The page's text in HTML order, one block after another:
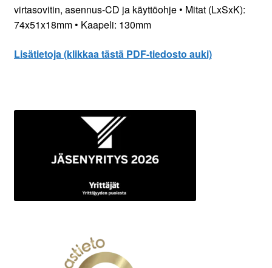
virtasovitin, asennus-CD ja käyttöohje • Mitat (LxSxK):
74x51x18mm • Kaapeli: 130mm
Lisätietoja (klikkaa tästä PDF-tiedosto auki)